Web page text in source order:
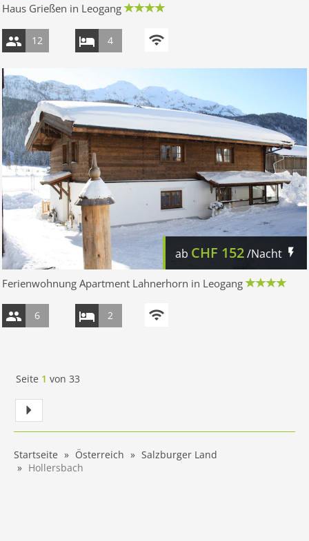
Haus Grießen in Leogang
12 4
ab CHF 152/Nacht
Ferienwohnung Apartment Lahnerhorn in Leogang
6 2
Seite 1 von 33
Startseite Österreich
Salzburger Land
Hollersbach